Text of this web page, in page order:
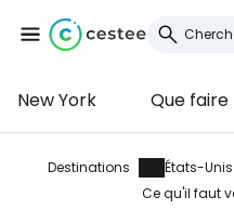
New York Que faire
Destinations États-
Ce qu'il faut
Se
Cestee